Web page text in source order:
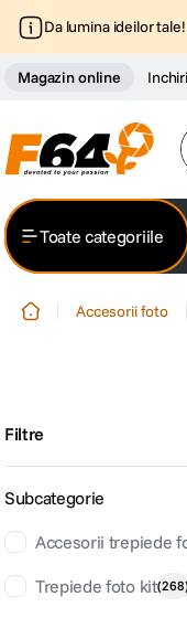
Da lumina ideilor
Magazin online
Toate categoriile
Accesorii foto
Filtre
Subcategorie
Accesorii trepiede
Trepiede foto kit(268